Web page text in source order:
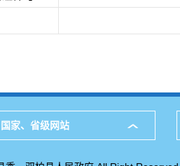
国家、省级网站